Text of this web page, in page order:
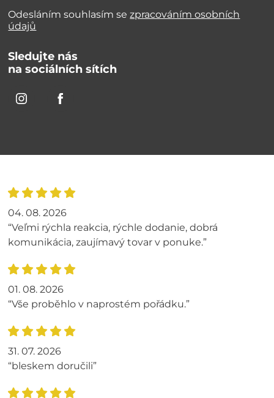
Odesláním souhlasím sezpracováním osobních
údajů
Sledujte nás
na sociálních sítích
04. 08. 2026
“Veľmi rýchla reakcia, rýchle dodanie, dobrá
komunikácia, zaujímavý tovar v ponuke.”
01. 08. 2026
“Vše proběhlo v naprostém pořádku.”
31. 07. 2026
“bleskem doručili”